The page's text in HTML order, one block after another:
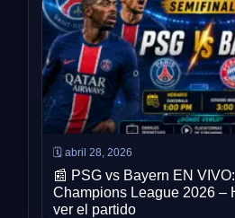
🗓️ abril 28, 2026
📰 PSG vs Bayern EN
Champions League 2026 –
ver el partido